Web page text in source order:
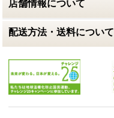
店舗情報について
配送方法・送料について